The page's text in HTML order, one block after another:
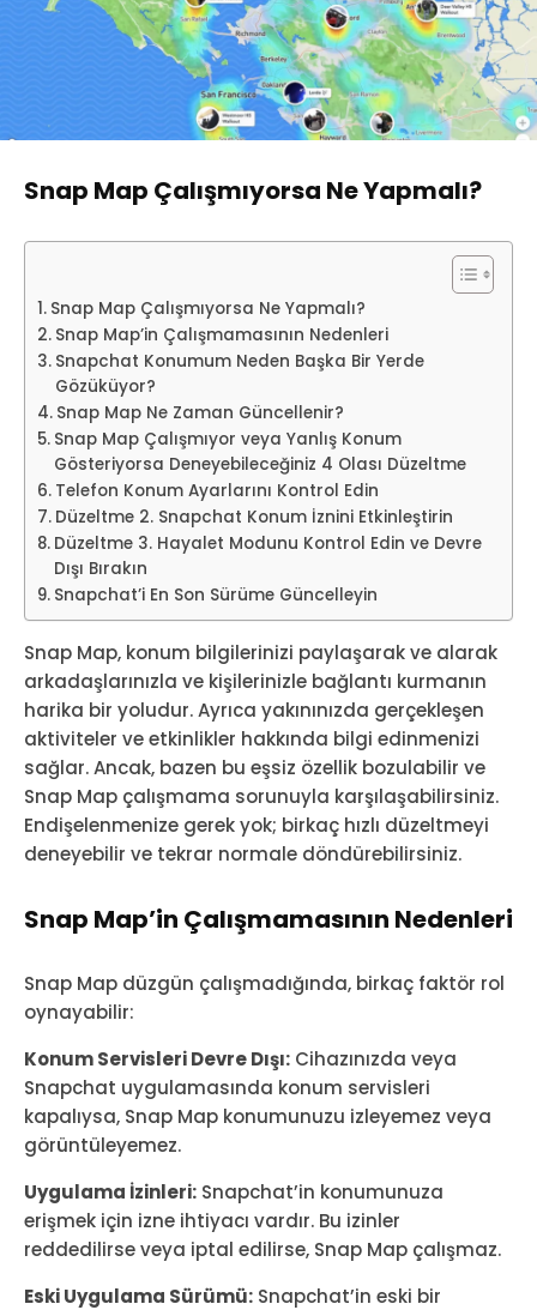
Snap Map Çalışmıyorsa Ne Yapmalı?
Snap Map Çalışmıyorsa Ne Yapmalı?
Snap Map’in Çalışmamasının Nedenleri
Snapchat Konumum Neden Başka Bir Yerde
Gözüküyor?
Snap Map Ne Zaman Güncellenir?
Snap Map Çalışmıyor veya Yanlış Konum
Gösteriyorsa Deneyebileceğiniz 4 Olası Düzeltme
Telefon Konum Ayarlarını Kontrol Edin
Düzeltme 2. Snapchat Konum İznini Etkinleştirin
Düzeltme 3. Hayalet Modunu Kontrol Edin ve Devre
Dışı Bırakın
Snapchat’i En Son Sürüme Güncelleyin
Snap Map, konum bilgilerinizi paylaşarak ve alarak
arkadaşlarınızla ve kişilerinizle bağlantı kurmanın
harika bir yoludur. Ayrıca yakınınızda gerçekleşen
aktiviteler ve etkinlikler hakkında bilgi edinmenizi
sağlar. Ancak, bazen bu eşsiz özellik bozulabilir ve
Snap Map çalışmama sorunuyla karşılaşabilirsiniz.
Endişelenmenize gerek yok; birkaç hızlı düzeltmeyi
deneyebilir ve tekrar normale döndürebilirsiniz.
Snap Map’in Çalışmamasının Nedenleri
Snap Map düzgün çalışmadığında, birkaç faktör rol
oynayabilir:
Konum Servisleri Devre Dışı: Cihazınızda veya
Snapchat uygulamasında konum servisleri
kapalıysa, Snap Map konumunuzu izleyemez veya
görüntüleyemez.
Uygulama İzinleri: Snapchat’in konumunuza
erişmek için izne ihtiyacı vardır. Bu izinler
reddedilirse veya iptal edilirse, Snap Map çalışmaz.
Eski Uygulama Sürümü: Snapchat’in eski bir